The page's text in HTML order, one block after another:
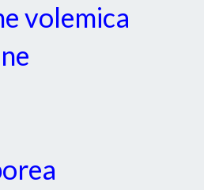
volemica